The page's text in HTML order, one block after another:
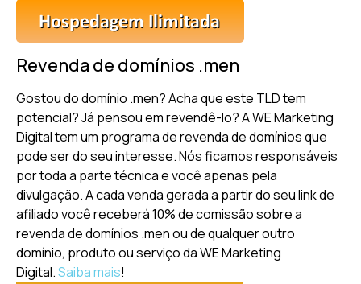
Revenda de domínios .men
Gostou do domínio .men? Acha que este TLD tem
potencial? Já pensou em revendê-lo? A WE Marketing
Digital tem um programa de revenda de domínios que
pode ser do seu interesse. Nós ficamos responsáveis
por toda a parte técnica e você apenas pela
divulgação. A cada venda gerada a partir do seu link de
afiliado você receberá 10% de comissão sobre a
revenda de domínios .men ou de qualquer outro
domínio, produto ou serviço da WE Marketing
Digital.Saiba mais!